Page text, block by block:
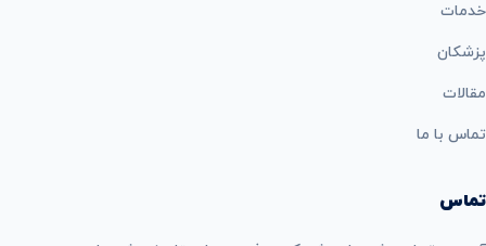
خدمات
پزشکان
مقالات
تماس با ما
تماس